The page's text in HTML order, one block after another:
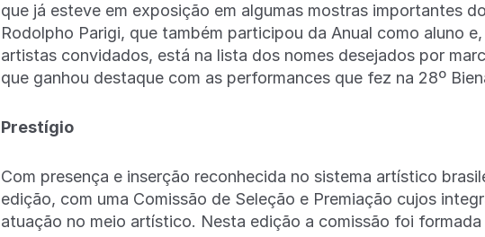
que já esteve em exposição em algumas mostras importantes
Rodolpho Parigi, que também participou da Anual como aluno
artistas convidados, está na lista dos nomes desejados por
que ganhou destaque com as performances que fez na 28º
Prestígio
Com presença e inserção reconhecida no sistema artístico
edição, com uma Comissão de Seleção e Premiação cujos
atuação no meio artístico. Nesta edição a comissão foi